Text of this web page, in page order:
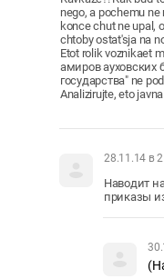
nego, a pochemu ne
konce chut ne upal,
chtoby ostat'sja na
Etot rolik voznikaet
амиров ауховских
государства" ne
Analizirujte, eto
28.11.14 в
Наводит
приказы